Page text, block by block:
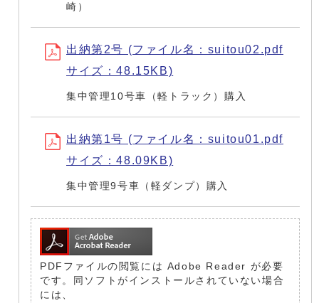
崎）
出納第2号 (ファイル名：suitou02.pdf
サイズ：48.15KB)
集中管理10号車（軽トラック）購入
出納第1号 (ファイル名：suitou01.pdf
サイズ：48.09KB)
集中管理9号車（軽ダンプ）購入
PDFファイルの閲覧には Adobe Reader が必要
です。同ソフトがインストールされていない場合
には、